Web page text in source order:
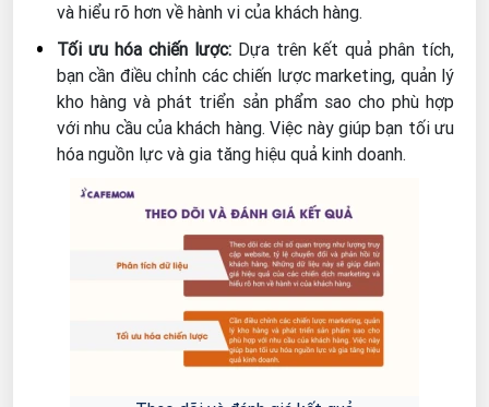
và hiểu rõ hơn về hành vi của khách hàng.
Tối ưu hóa chiến lược: Dựa trên kết quả phân tích,
bạn cần điều chỉnh các chiến lược marketing, quản lý
kho hàng và phát triển sản phẩm sao cho phù hợp
với nhu cầu của khách hàng. Việc này giúp bạn tối ưu
hóa nguồn lực và gia tăng hiệu quả kinh doanh.